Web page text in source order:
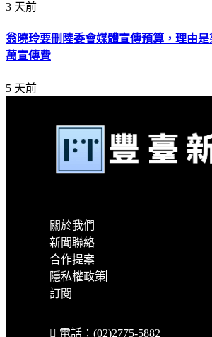
3 天前
翁曉玲要刪陸委會媒體宣傳預算，理由
萬宣傳費
5 天前
關於我們
新聞聯絡
合作提案
隱私權政策
訂閱
電話：(02)2775-5882